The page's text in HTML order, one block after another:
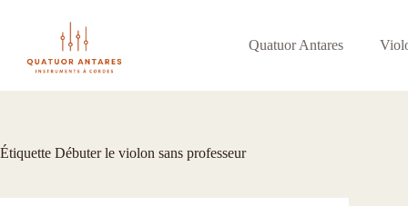
Quatuor Antares
Étiquette Débuter le violon sans professeur